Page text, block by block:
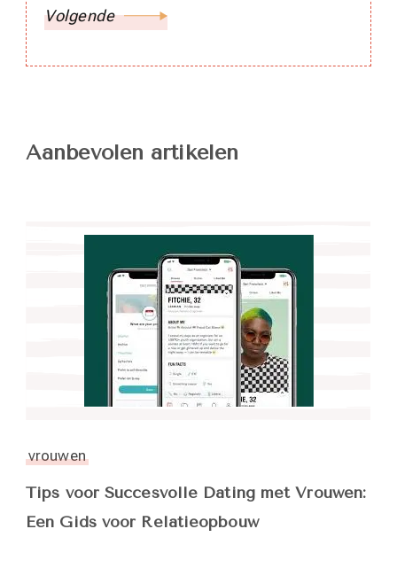
Volgende
Aanbevolen artikelen
vrouwen
Tips voor Succesvolle Dating met Vrouwen:
Een Gids voor Relatieopbouw